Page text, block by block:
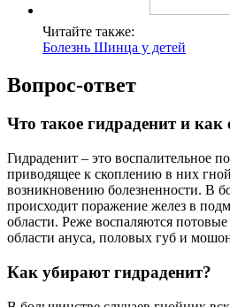
Читайте также:
Болезнь Шинца у детей
Вопрос-ответ
Что такое гидраденит и как
Гидраденит – это воспалительное
приводящее к скоплению в них
возникновению болезненности. В
происходит поражение желез в
области. Реже воспаляются
области ануса, половых губ и
Как убирают гидраденит?